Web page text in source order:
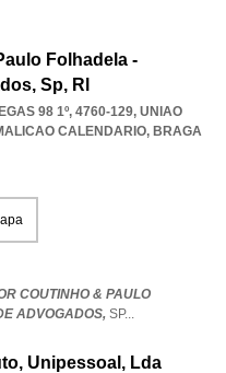
Folhadela -
Sp, Rl
98 1º, 4760-129, UNIAO
CALENDARIO, BRAGA
COUTINHO & PAULO
ADVOGADOS, SP...
Unipessoal, Lda